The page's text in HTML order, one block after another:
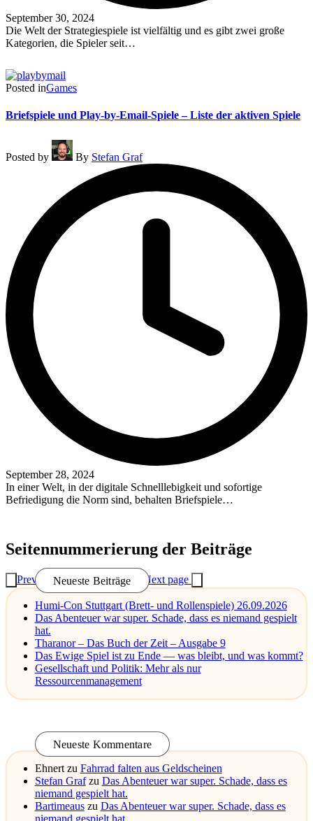
September 30, 2024
Die Welt der Strategiespiele ist vielfältig und es gibt zwei große
Kategorien, die Spieler seit…
Posted inGames
Briefspiele und Play-by-Email-Spiele – Liste der aktiven Spiele
Posted by By Stefan Graf
September 28, 2024
In einer Welt, in der digitale Schnelllebigkeit und sofortige
Befriedigung die Norm sind, behalten Briefspiele…
Seitennummerierung der Beiträge
Previous page 1 2 3 4 … 93 Next page
Neueste Beiträge
Humi-Con Stuttgart (Brett- und Rollenspiele) 26.09.2026
Das Abenteuer war super. Schade, dass es niemand gespielt
hat.
Tharanor – Das Buch der Zeit – Ausgabe 9
Das Ewige Spiel ist zu Ende — was bleibt, und was kommt?
Gesellschaft und Politik: Mehr als nur
Ressourcenmanagement
Neueste Kommentare
Ehnertzu Fahrrad falten aus Geldscheinen
Stefan Grafzu Das Abenteuer war super. Schade, dass es
niemand gespielt hat.
Bartimeauszu Das Abenteuer war super. Schade, dass es